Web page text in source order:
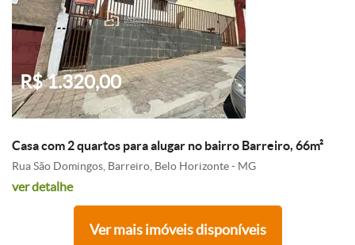
R$ 1.320,00
Casa com 2 quartos para alugar no bairro Barreiro, 66m²
Rua São Domingos, Barreiro, Belo Horizonte - MG
ver detalhe
Ver mais imóveis disponíveis